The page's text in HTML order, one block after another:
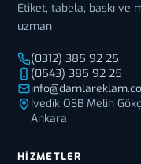
Etiket, tabela, baskı ve
uzman
(0312) 385 92 25
(0543) 385 92 25
İvedik OSB Melih
Ankara
HIZMETLER